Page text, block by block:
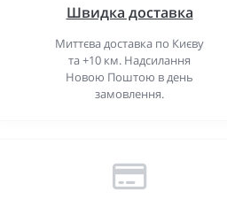
Швидка доставка
Миттєва доставка по Києву
та +10 км. Надсилання
Новою Поштою в день
замовлення.